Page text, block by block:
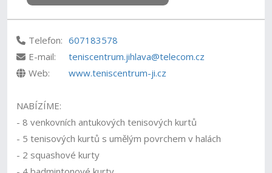
Telefon: 607183578
E-mail:
teniscentrum.jihlava@telecom.cz
Web:
www.teniscentrum-ji.cz
NABÍZÍME:
- 8 venkovních antukových tenisových kurtů
- 5 tenisových kurtů s umělým povrchem v halách
- 2 squashové kurty